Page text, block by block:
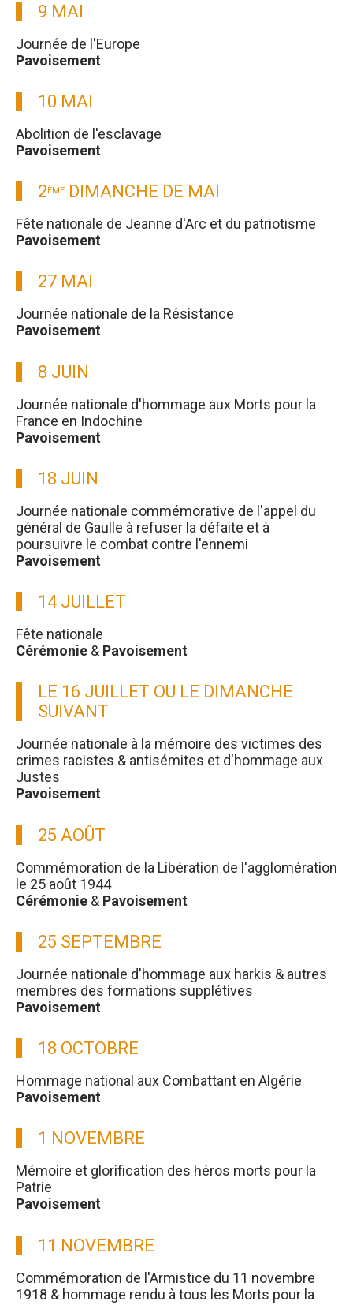
9 MAI
Journée de l'Europe
Pavoisement
10 MAI
Abolition de l'esclavage
Pavoisement
2ÈME DIMANCHE DE MAI
Fête nationale de Jeanne d'Arc et du patriotisme
Pavoisement
27 MAI
Journée nationale de la Résistance
Pavoisement
8 JUIN
Journée nationale d'hommage aux Morts pour la
France en Indochine
Pavoisement
18 JUIN
Journée nationale commémorative de l'appel du
général de Gaulle à refuser la défaite et à
poursuivre le combat contre l'ennemi
Pavoisement
14 JUILLET
Fête nationale
Cérémonie & Pavoisement
LE 16 JUILLET OU LE DIMANCHE
SUIVANT
Journée nationale à la mémoire des victimes des
crimes racistes & antisémites et d'hommage aux
Justes
Pavoisement
25 AOÛT
Commémoration de la Libération de l'agglomération
le 25 août 1944
Cérémonie & Pavoisement
25 SEPTEMBRE
Journée nationale d'hommage aux harkis & autres
membres des formations supplétives
Pavoisement
18 OCTOBRE
Hommage national aux Combattant en Algérie
Pavoisement
1 NOVEMBRE
Mémoire et glorification des héros morts pour la
Patrie
Pavoisement
11 NOVEMBRE
Commémoration de l'Armistice du 11 novembre
1918 & hommage rendu à tous les Morts pour la